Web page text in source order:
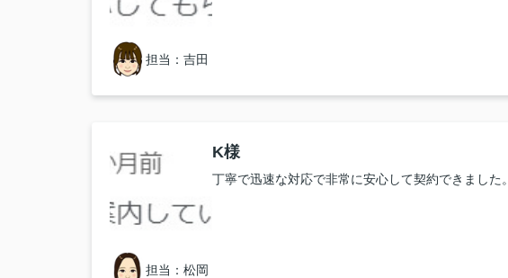
担当：吉田
K様
丁寧で迅速な対応で非常に安心して契約できました。
担当：松岡